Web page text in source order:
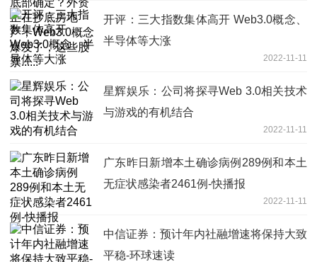
票......
开评：三大指数集体高开 Web3.0概念、
半导体等大涨
2022-11-11
星辉娱乐：公司将探寻Web 3.0相关技术
与游戏的有机结合
2022-11-11
广东昨日新增本土确诊病例289例和本土
无症状感染者2461例-快播报
2022-11-11
中信证券：预计年内社融增速将保持大致
平稳-环球速读